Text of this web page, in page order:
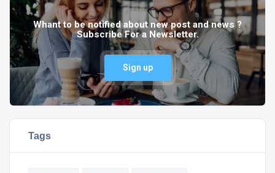
Whant to be notified about new post and news ?
Subscribe For a Newsletter.
Sign up
Tags